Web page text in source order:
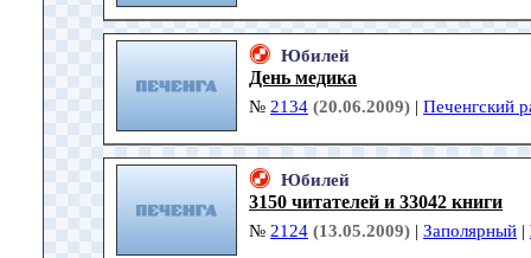
Юбилей
День медика
№ 2134 (20.06.2009) | Печенгский
Юбилей
3150 читателей и 33042 книги
№ 2124 (13.05.2009) | Заполярный |